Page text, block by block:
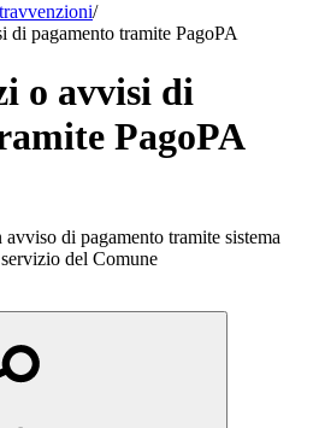
/
di pagamento tramite PagoPA
o avvisi di
PagoPA
di pagamento tramite sistema
del Comune